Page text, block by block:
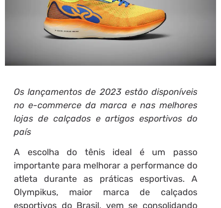
Os lançamentos de 2023 estão disponíveis
no e-commerce da marca e nas melhores
lojas de calçados e artigos esportivos do
país
A escolha do tênis ideal é um passo
importante para melhorar a performance do
atleta durante as práticas esportivas. A
Olympikus, maior marca de calçados
esportivos do Brasil, vem se consolidando